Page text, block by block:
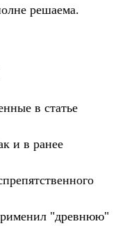
решаема.
в статье
и в ранее
"древнюю"